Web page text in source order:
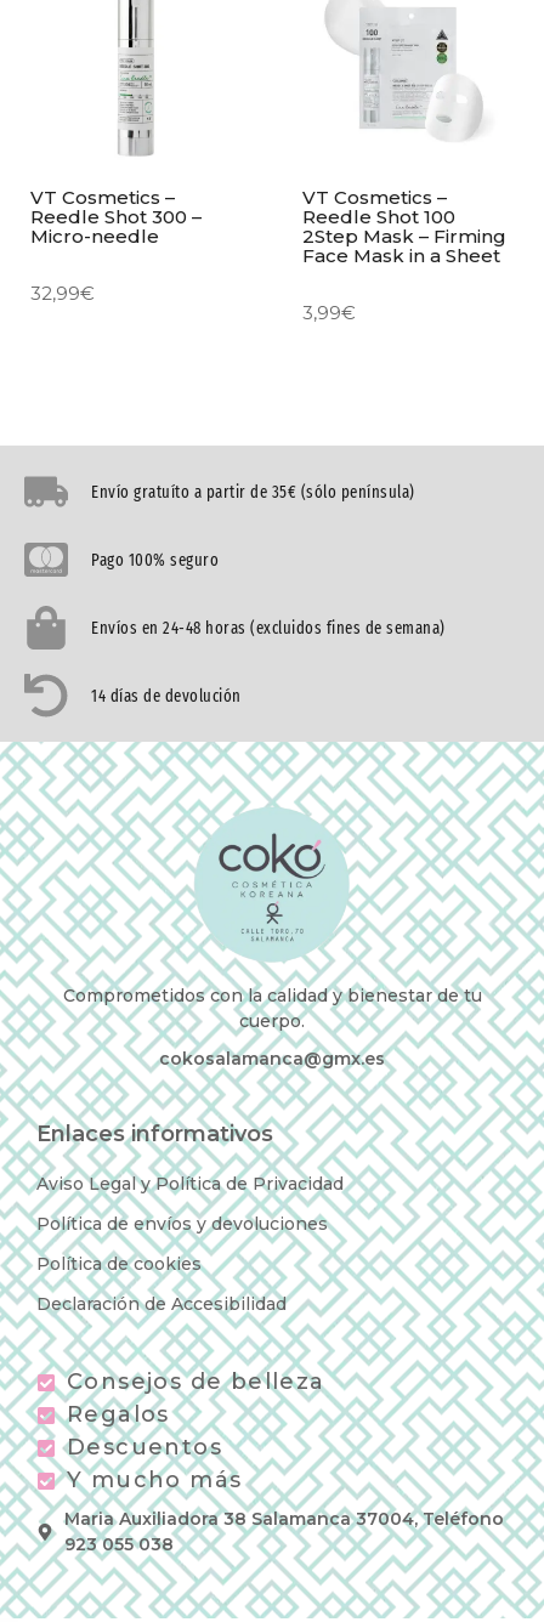
VT Cosmetics –
Reedle Shot 300 –
Micro-needle
32,99€
VT Cosmetics –
Reedle Shot 100
2Step Mask – Firming
Face Mask in a Sheet
3,99€
Envío gratuíto a partir de 35€ (sólo península)
Pago 100% seguro
Envíos en 24-48 horas (excluidos fines de semana)
14 días de devolución
Comprometidos con la calidad y bienestar de tu
cuerpo.
cokosalamanca@gmx.es
Enlaces informativos
Aviso Legal y Política de Privacidad
Política de envíos y devoluciones
Política de cookies
Declaración de Accesibilidad
Consejos de belleza
Regalos
Descuentos
Y mucho más
Maria Auxiliadora 38 Salamanca 37004, Teléfono
923 055 038